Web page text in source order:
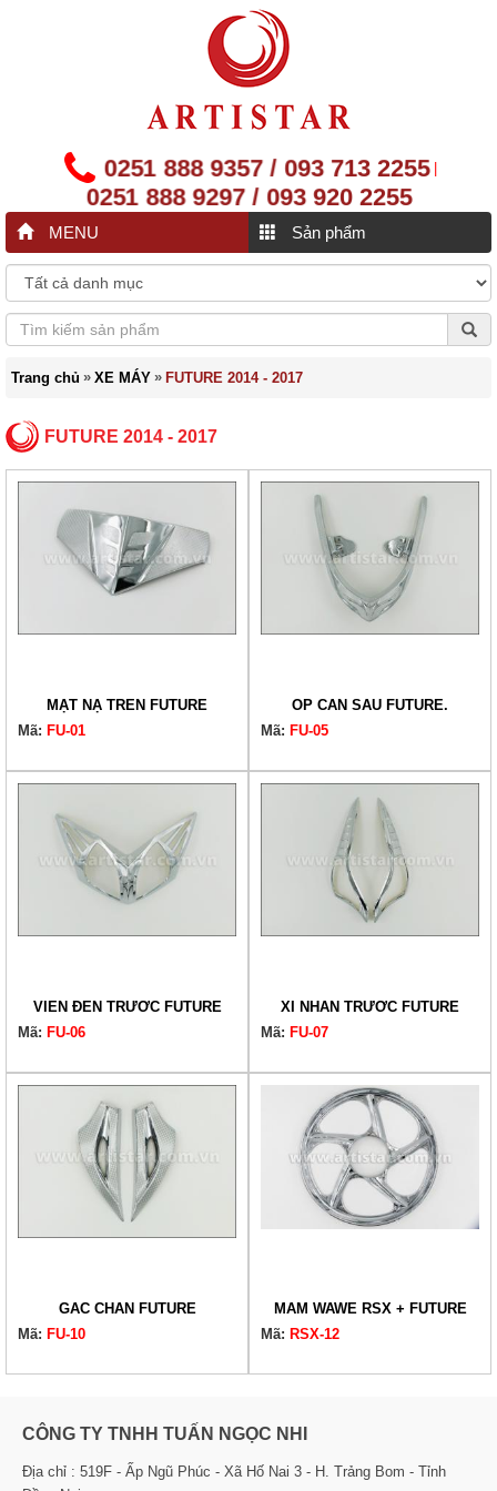
0251 888 9357 / 093 713 2255|
0251 888 9297 / 093 920 2255
MENU Sản phẩm
Trang chủ » XE MÁY » FUTURE 2014 - 2017
FUTURE 2014 - 2017
MẶT NẠ TRÊN FUTURE
Mã: FU-01
ỐP CẢN SAU FUTURE.
Mã: FU-05
VIỀN ĐÈN TRƯỚC FUTURE
Mã: FU-06
XI NHAN TRƯỚC FUTURE
Mã: FU-07
GÁC CHÂN FUTURE
Mã: FU-10
MÂM WAWE RSX + FUTURE
Mã: RSX-12
CÔNG TY TNHH TUẤN NGỌC NHI
Địa chỉ : 519F - Ấp Ngũ Phúc - Xã Hố Nai 3 - H. Trảng Bom - Tỉnh